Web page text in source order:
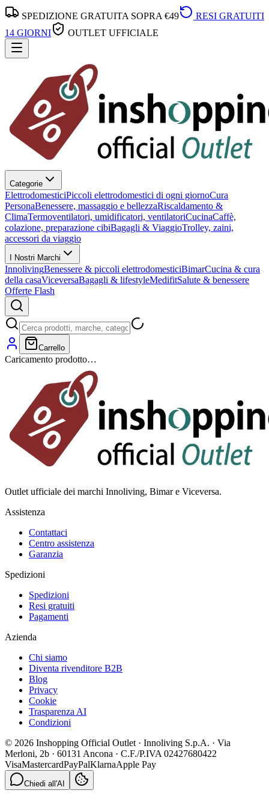
SPEDIZIONE GRATUITA SOPRA €49
RESI GRATUITI
14 GIORNI
OUTLET UFFICIALE
Categorie
ElettrodomesticiPiccoli elettrodomestici di ogni giornoCura
PersonaBenessere, massaggio e bellezzaRiscaldamento &
ClimaTermoventilatori, umidificatori, ventilatoriCucinaCaffè,
colazione, preparazione cibiBagagli & ViaggioTrolley, zaini,
accessori da viaggio
I Nostri Marchi
InnolivingBenessere & piccoli elettrodomesticiBimarCucina & cura
della casaViceversaBagagli & lifestyleMedifitSalute & benessere
Offerte Flash
Carrello
Caricamento prodotto…
Outlet ufficiale dei marchi Innoliving, Bimar e Viceversa.
Assistenza
Contattaci
Centro assistenza
Garanzia
Spedizioni
Spedizioni
Resi gratuiti
Pagamenti
Azienda
Chi siamo
Diventa rivenditore B2B
Blog
Privacy
Cookie
Trasparenza AI
Condizioni
© 2026 Inshopping Official Outlet · Innoliving S.p.A. · Via
Merloni, 2b · 60131 Ancona · C.F./P.IVA 02427680422
VisaMastercardPayPalKlarnaApple Pay
Chiedi all'AI